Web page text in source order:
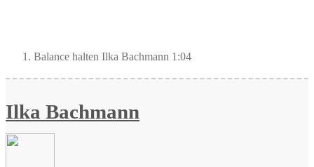
Balance halten Ilka Bachmann 1:04
Ilka Bachmann